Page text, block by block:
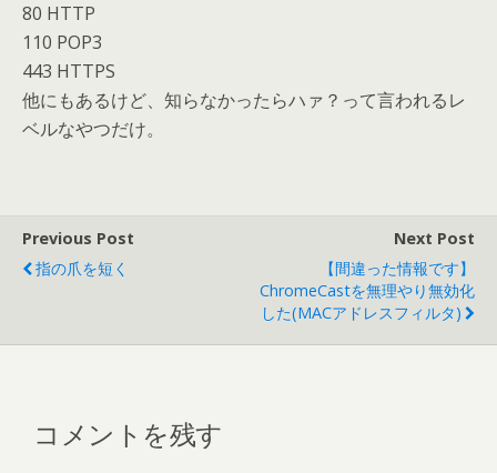
80 HTTP
110 POP3
443 HTTPS
他にもあるけど、知らなかったらハァ？って言われるレ
ベルなやつだけ。
Previous Post
指の爪を短く
Next Post
【間違った情報です】
ChromeCastを無理やり無効化
した(MACアドレスフィルタ)
コメントを残す